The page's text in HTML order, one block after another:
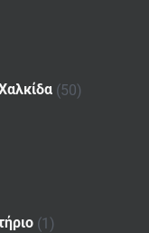
(50)
(1)